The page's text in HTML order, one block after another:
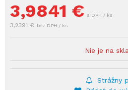
3,9841 € s DPH / ks
3,2391 € bez DPH / ks
Nie je na
Strážny